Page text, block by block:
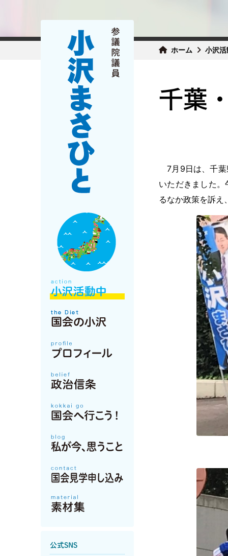
ホーム 小沢
公式SNS
千葉
7月9日は、千葉
いただきました
るなか政策を訴え